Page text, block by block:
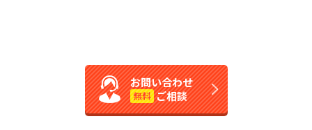
お問い合わせ
無料 ご相談